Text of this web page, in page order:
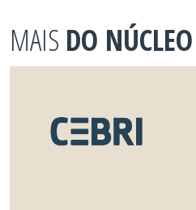
MAIS DO NÚCLEO